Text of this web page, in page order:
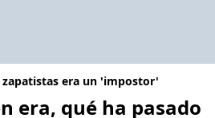
era un 'impostor'
era, qué ha pasado